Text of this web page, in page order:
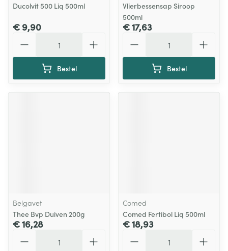
Ducolvit 500 Liq 500ml
€ 9,90
Bestel
Vlierbessensap Siroop
500ml
€ 17,63
Bestel
Belgavet
Thee Bvp Duiven 200g
€ 16,28
Comed
Comed Fertibol Liq 500ml
€ 18,93